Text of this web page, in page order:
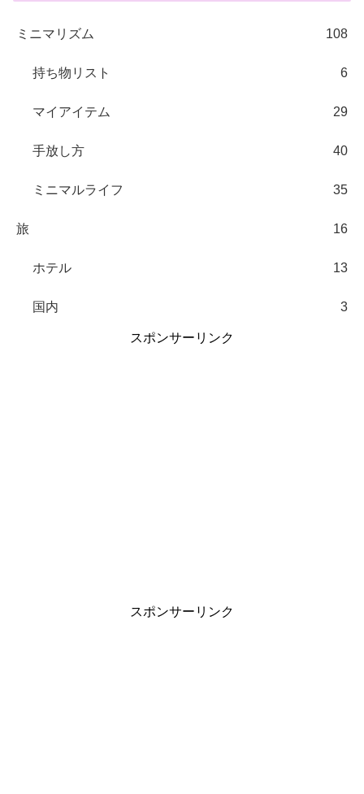
ミニマリズム 108
持ち物リスト 6
マイアイテム 29
手放し方 40
ミニマルライフ 35
旅 16
ホテル 13
国内 3
スポンサーリンク
スポンサーリンク